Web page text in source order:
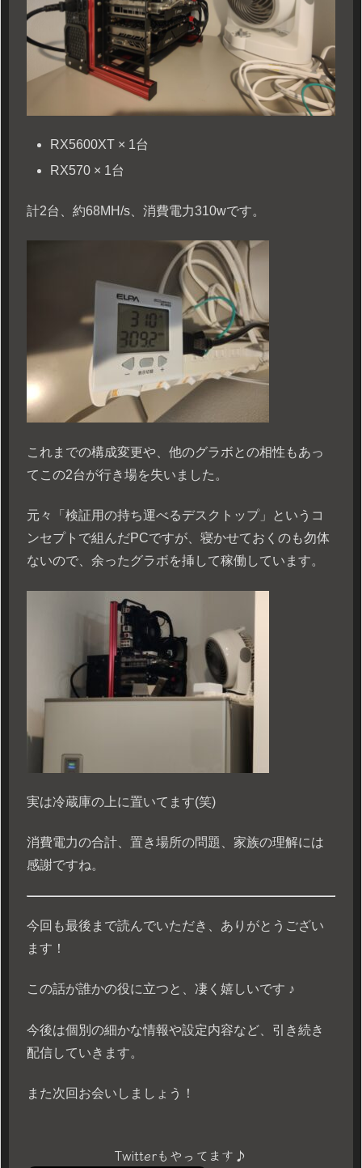
RX5600XT × 1台
RX570 × 1台
計2台、約68MH/s、消費電力310wです。
これまでの構成変更や、他のグラボとの相性もあっ
てこの2台が行き場を失いました。
元々「検証用の持ち運べるデスクトップ」というコ
ンセプトで組んだPCですが、寝かせておくのも勿体
ないので、余ったグラボを挿して稼働しています。
実は冷蔵庫の上に置いてます(笑)
消費電力の合計、置き場所の問題、家族の理解には
感謝ですね。
今回も最後まで読んでいただき、ありがとうござい
ます！
この話が誰かの役に立つと、凄く嬉しいです ♪
今後は個別の細かな情報や設定内容など、引き続き
配信していきます。
また次回お会いしましょう！
Twitterもやってます♪